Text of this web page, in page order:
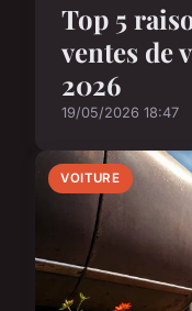
Top 5
ventes de
2026
19/05/2026 18:47
VOITURE